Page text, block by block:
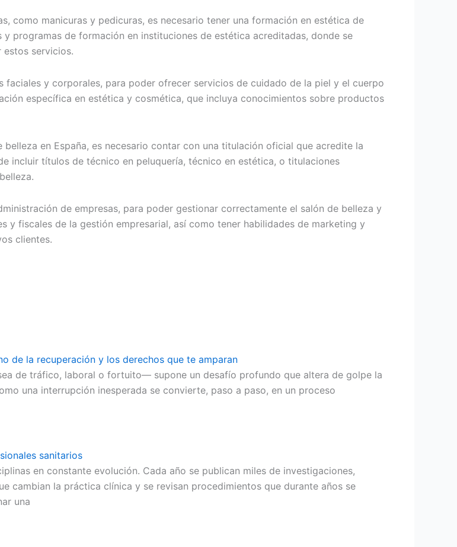
como manicuras y pedicuras, es necesario tener una formación en estética de
programas de formación en instituciones de estética acreditadas, donde se
estos servicios.
y corporales, para poder ofrecer servicios de cuidado de la piel y el cuerpo
específica en estética y cosmética, que incluya conocimientos sobre productos
en España, es necesario contar con una titulación oficial que acredite la
incluir títulos de técnico en peluquería, técnico en estética, o titulaciones
de empresas, para poder gestionar correctamente el salón de belleza y
y fiscales de la gestión empresarial, así como tener habilidades de marketing y
clientes.
de la recuperación y los derechos que te amparan
de tráfico, laboral o fortuito— supone un desafío profundo que altera de golpe la
una interrupción inesperada se convierte, paso a paso, en un proceso
sanitarios
en constante evolución. Cada año se publican miles de investigaciones,
cambian la práctica clínica y se revisan procedimientos que durante años se
una